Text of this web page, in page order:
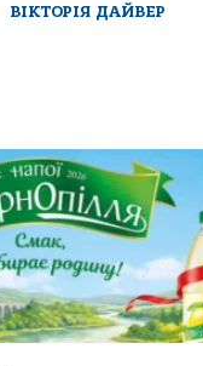
ВІКТОРІЯ ДАЙВЕР